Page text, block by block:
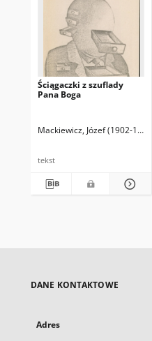
Ściągaczki z szuflady
Pana Boga
Mackiewicz, Józef (1902-1985)
tekst
DANE KONTAKTOWE
Adres